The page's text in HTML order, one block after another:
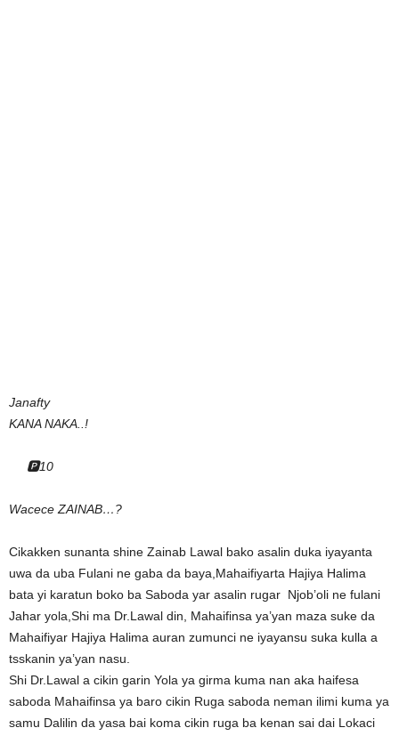
Janafty
KANA NAKA..!
🅿️10
Wacece ZAINAB…?
Cikakken sunanta shine Zainab Lawal bako asalin duka iyayanta
uwa da uba Fulani ne gaba da baya,Mahaifiyarta Hajiya Halima
bata yi karatun boko ba Saboda yar asalin rugar Njob’oli ne fulani
Jahar yola,Shi ma Dr.Lawal din, Mahaifinsa ya’yan maza suke da
Mahaifiyar Hajiya Halima auran zumunci ne iyayansu suka kulla a
tsskanin ya’yan nasu.
Shi Dr.Lawal a cikin garin Yola ya girma kuma nan aka haifesa
saboda Mahaifinsa ya baro cikin Ruga saboda neman ilimi kuma ya
samu Dalilin da yasa bai koma cikin ruga ba kenan sai dai Lokaci